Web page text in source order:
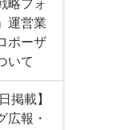
略フォ
運営業
ポーザ
いて
掲載】
広報・